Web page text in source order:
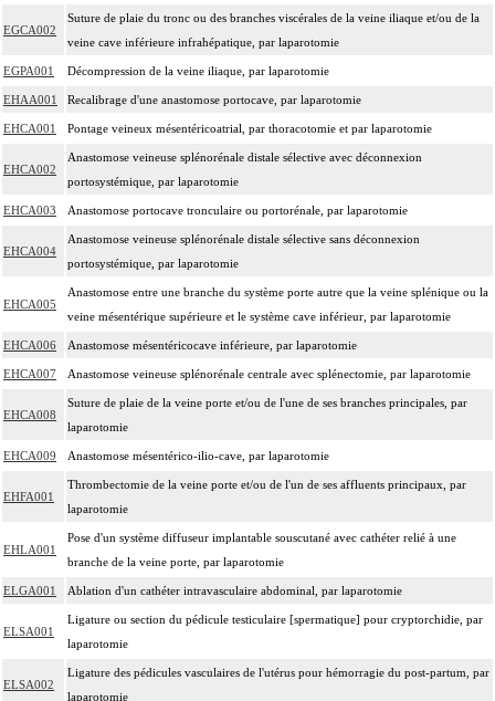
EGCA002
Suture de plaie du tronc ou des branches viscérales de la veine iliaque et/ou de la
veine cave inférieure infrahépatique, par laparotomie
EGPA001 Décompression de la veine iliaque, par laparotomie
EHAA001 Recalibrage d'une anastomose portocave, par laparotomie
EHCA001 Pontage veineux mésentéricoatrial, par thoracotomie et par laparotomie
EHCA002
Anastomose veineuse splénorénale distale sélective avec déconnexion
portosystémique, par laparotomie
EHCA003 Anastomose portocave tronculaire ou portorénale, par laparotomie
EHCA004
Anastomose veineuse splénorénale distale sélective sans déconnexion
portosystémique, par laparotomie
EHCA005
Anastomose entre une branche du système porte autre que la veine splénique ou la
veine mésentérique supérieure et le système cave inférieur, par laparotomie
EHCA006 Anastomose mésentéricocave inférieure, par laparotomie
EHCA007 Anastomose veineuse splénorénale centrale avec splénectomie, par laparotomie
EHCA008
Suture de plaie de la veine porte et/ou de l'une de ses branches principales, par
laparotomie
EHCA009 Anastomose mésentérico-ilio-cave, par laparotomie
EHFA001
Thrombectomie de la veine porte et/ou de l'un de ses affluents principaux, par
laparotomie
EHLA001
Pose d'un système diffuseur implantable souscutané avec cathéter relié à une
branche de la veine porte, par laparotomie
ELGA001 Ablation d'un cathéter intravasculaire abdominal, par laparotomie
ELSA001
Ligature ou section du pédicule testiculaire [spermatique] pour cryptorchidie, par
laparotomie
ELSA002
Ligature des pédicules vasculaires de l'utérus pour hémorragie du post-partum, par
laparotomie